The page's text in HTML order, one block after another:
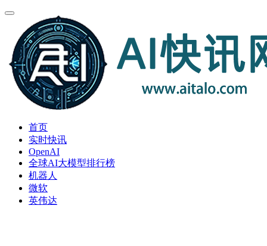
首页
实时快讯
OpenAI
全球AI大模型排行榜
机器人
微软
英伟达